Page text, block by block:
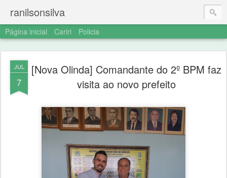
ranilsonsilva
Página inicial Cariri Policia
JUL
7
[Nova Olinda] Comandante do 2º BPM faz
visita ao novo prefeito